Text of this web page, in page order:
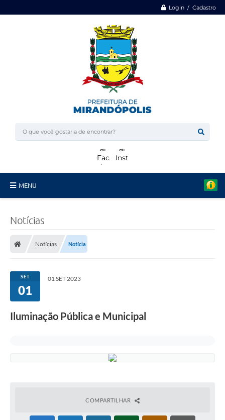
Login / Cadastro
MENU
Licitações
Concursos
Notícias
Notícias Notícia
SET
01
01 SET 2023
Iluminação Pública e Municipal
COMPARTILHAR